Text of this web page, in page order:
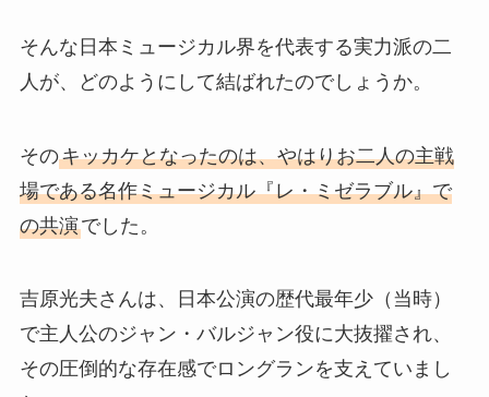
そんな日本ミュージカル界を代表する実力派の二
人が、どのようにして結ばれたのでしょうか。
そのキッカケとなったのは、やはりお二人の主戦
場である名作ミュージカル『レ・ミゼラブル』で
の共演でした。
吉原光夫さんは、日本公演の歴代最年少（当時）
で主人公のジャン・バルジャン役に大抜擢され、
その圧倒的な存在感でロングランを支えていまし